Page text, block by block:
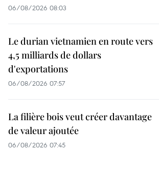
06/08/2026 08:03
Le durian vietnamien en route vers
4,5 milliards de dollars
d'exportations
06/08/2026 07:57
La filière bois veut créer davantage
de valeur ajoutée
06/08/2026 07:45